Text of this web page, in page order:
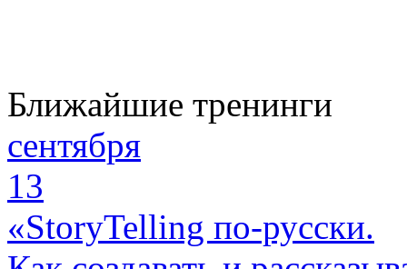
Ближайшие тренинги
сентября
13
«StoryTelling по-русски.